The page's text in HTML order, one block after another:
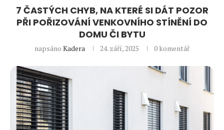
7 ČASTÝCH CHYB, NA KTERÉ SI DÁT POZOR
PŘI POŘIZOVÁNÍ VENKOVNÍHO STÍNĚNÍ DO
DOMU ČI BYTU
napsáno Kadera 24. září, 2025 0 komentář